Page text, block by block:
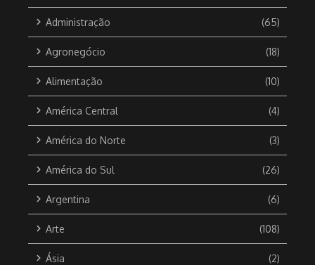
Administração (65)
Agronegócio (18)
Alimentação (10)
América Central (4)
América do Norte (3)
América do Sul (26)
Argentina (6)
Arte (108)
Ásia (2)